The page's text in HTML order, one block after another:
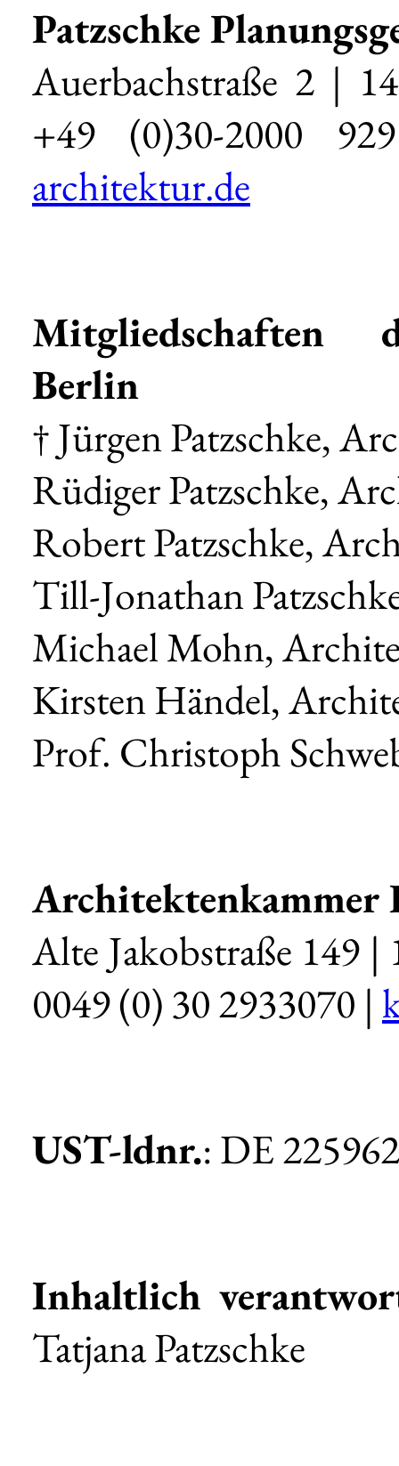
Patzschke
Auerbachstraße 2 |
+49 (0)30-2000
architektur.de
Mitgliedschaften
Berlin
† Jürgen Patzschke,
Rüdiger Patzschke,
Robert Patzschke,
Till-Jonathan
Michael Mohn,
Kirsten Händel,
Prof. Christoph
Architektenkammer
Alte Jakobstraße 149
0049 (0) 30 2933070 |
UST-ldnr.: DE
Inhaltlich
Tatjana Patzschke